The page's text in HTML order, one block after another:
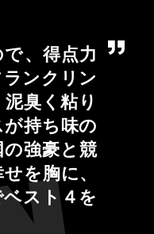
、得点力
ンクリン
臭く粘り
持ち味の
強豪と競
を胸に、
スト４を